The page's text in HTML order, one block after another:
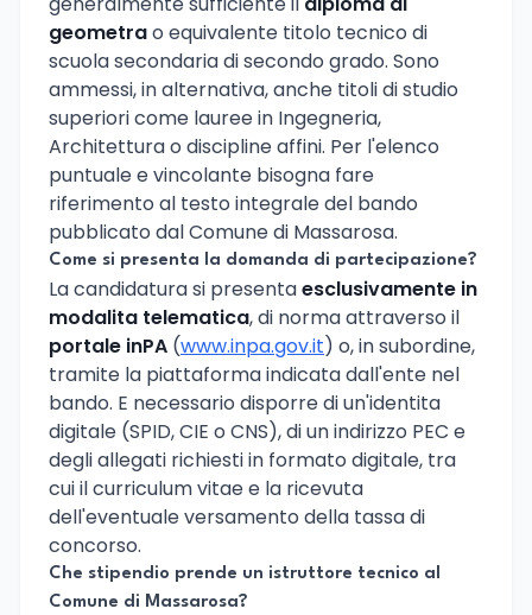
geometrao equivalente titolo tecnico di
scuola secondaria di secondo grado. Sono
ammessi, in alternativa, anche titoli di studio
superiori come lauree in Ingegneria,
Architettura o discipline affini. Per l'elenco
puntuale e vincolante bisogna fare
riferimento al testo integrale del bando
pubblicato dal Comune di Massarosa.
Come si presenta la domanda di partecipazione?
La candidatura si presentaesclusivamente in
modalita telematica, di norma attraverso il
portale inPA (www.inpa.gov.it) o, in subordine,
tramite la piattaforma indicata dall'ente nel
bando. E necessario disporre di un'identita
digitale (SPID, CIE o CNS), di un indirizzo PEC e
degli allegati richiesti in formato digitale, tra
cui il curriculum vitae e la ricevuta
dell'eventuale versamento della tassa di
concorso.
Che stipendio prende un istruttore tecnico al
Comune di Massarosa?